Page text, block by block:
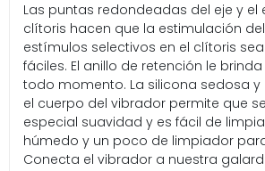
Las puntas redondeadas del eje y el
clítoris hacen que la estimulación
estímulos selectivos en el clítoris
fáciles. El anillo de retención le
todo momento. La silicona sedosa
el cuerpo del vibrador permite que
especial suavidad y es fácil de
húmedo y un poco de limpiador
Conecta el vibrador a nuestra